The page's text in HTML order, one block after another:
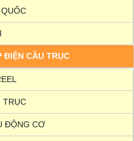
ĐIỆN CẦU TRỤC
TRỤC
ĐỘNG CƠ